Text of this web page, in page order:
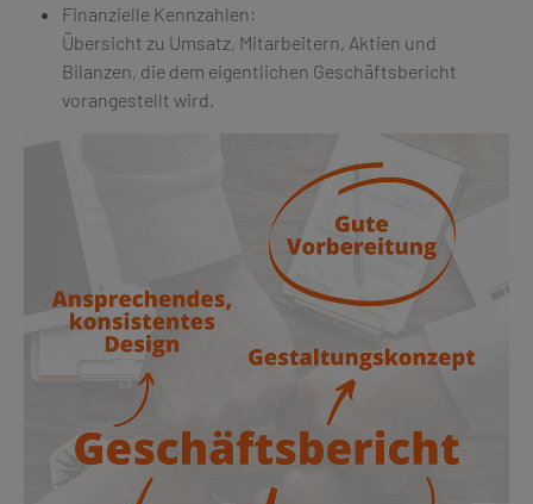
Finanzielle Kennzahlen:
Übersicht zu Umsatz, Mitarbeitern, Aktien und
Bilanzen, die dem eigentlichen Geschäftsbericht
vorangestellt wird.